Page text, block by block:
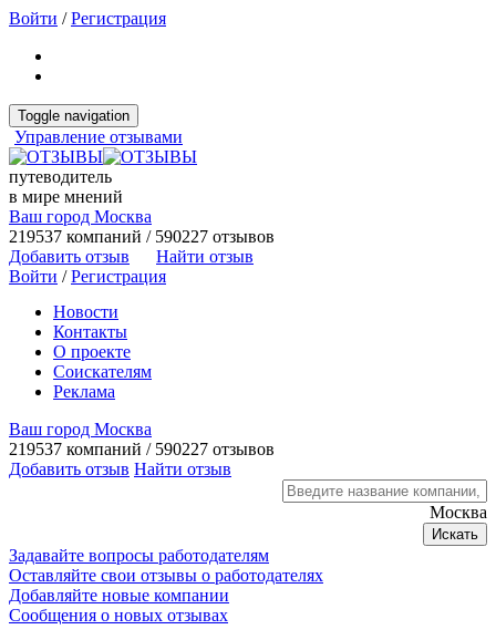
Войти /Регистрация
Toggle navigation
Управление отзывами
путеводитель
в мире мнений
Ваш город Москва
219537 компаний / 590227 отзывов
Добавить отзыв
Найти отзыв
Войти /Регистрация
Новости
Контакты
О проекте
Соискателям
Реклама
Ваш город Москва
219537 компаний / 590227 отзывов
Добавить отзыв Найти отзыв
Москва
Искать
Задавайте вопросы работодателям
Оставляйте свои отзывы о работодателях
Добавляйте новые компании
Сообщения о новых отзывах